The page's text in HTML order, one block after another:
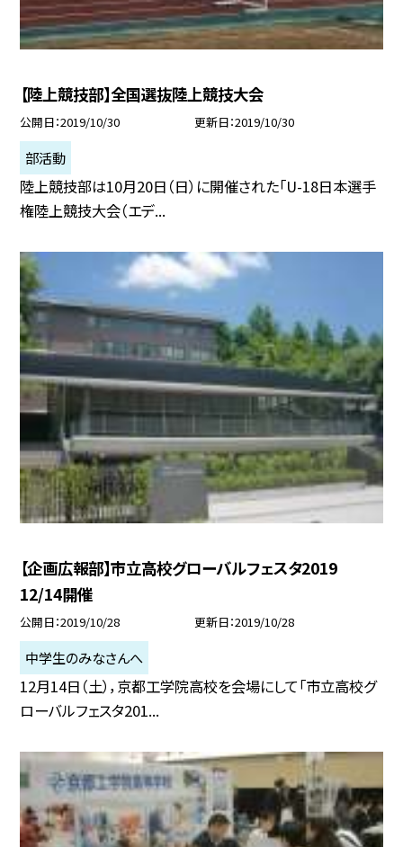
【陸上競技部】全国選抜陸上競技大会
公開日 2019/10/30 更新日 2019/10/30
部活動
陸上競技部は10月20日（日）に開催された「U-18日本選手
権陸上競技大会（エデ...
【企画広報部】市立高校グローバルフェスタ2019
12/14開催
公開日 2019/10/28 更新日 2019/10/28
中学生のみなさんへ
12月14日（土），京都工学院高校を会場にして「市立高校グ
ローバルフェスタ201...